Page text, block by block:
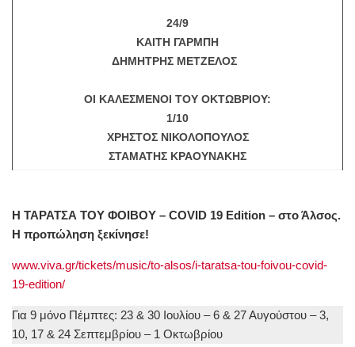
24/9
ΚΑΙΤΗ ΓΑΡΜΠΗ
ΔΗΜΗΤΡΗΣ ΜΕΤΖΕΛΟΣ
ΟΙ ΚΑΛΕΣΜΕΝΟΙ ΤΟΥ ΟΚΤΩΒΡΙΟΥ:
1/10
ΧΡΗΣΤΟΣ ΝΙΚΟΛΟΠΟΥΛΟΣ
ΣΤΑΜΑΤΗΣ ΚΡΑΟΥΝΑΚΗΣ
Η ΤΑΡΑΤΣΑ ΤΟΥ ΦΟΙΒΟΥ – COVID 19 Edition – στο Άλσος.
H προπώληση ξεκίνησε!
www.viva.gr/tickets/music/to-alsos/i-taratsa-tou-foivou-covid-
19-edition/
Για 9 μόνο Πέμπτες: 23 & 30 Ιουλίου – 6 & 27 Αυγούστου – 3,
10, 17 & 24 Σεπτεμβρίου – 1 Οκτωβρίου